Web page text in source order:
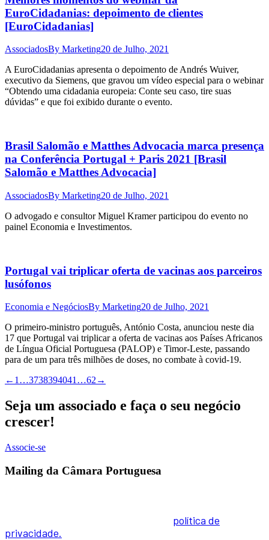
EuroCidadanias: depoimento de clientes
[EuroCidadanias]
AssociadosBy Marketing20 de Julho, 2021
A EuroCidadanias apresenta o depoimento de Andrés Wuiver,
executivo da Siemens, que gravou um vídeo especial para o webinar
“Obtendo uma cidadania europeia: Conte seu caso, tire suas
dúvidas” e que foi exibido durante o evento.
Brasil Salomão e Matthes Advocacia marca presença
na Conferência Portugal + Paris 2021 [Brasil
Salomão e Matthes Advocacia]
AssociadosBy Marketing20 de Julho, 2021
O advogado e consultor Miguel Kramer participou do evento no
painel Economia e Investimentos.
Portugal vai triplicar oferta de vacinas aos parceiros
lusófonos
Economia e NegóciosBy Marketing20 de Julho, 2021
O primeiro-ministro português, António Costa, anunciou neste dia
17 que Portugal vai triplicar a oferta de vacinas aos Países Africanos
de Língua Oficial Portuguesa (PALOP) e Timor-Leste, passando
para de um para três milhões de doses, no combate à covid-19.
← 1 …3738394041 …62 →
Seja um associado e faça o seu negócio
crescer!
Associe-se
Mailing da Câmara Portuguesa
política de
privacidade.